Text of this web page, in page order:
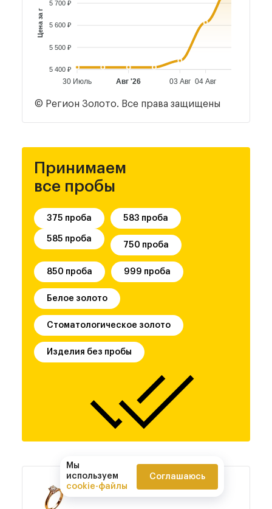
5 700 ₽
5 600 ₽
5 500 ₽
5 400 ₽
Цена за г
30 Июль Авг '26 03 Авг 04 Авг
© Регион Золото. Все права защищены
Принимаем
все пробы
375 проба 583 проба
585 проба
750 проба
850 проба 999 проба
Белое золото
Стоматологическое золото
Изделия без пробы
Мы
используем
cookie-файлы
Соглашаюсь